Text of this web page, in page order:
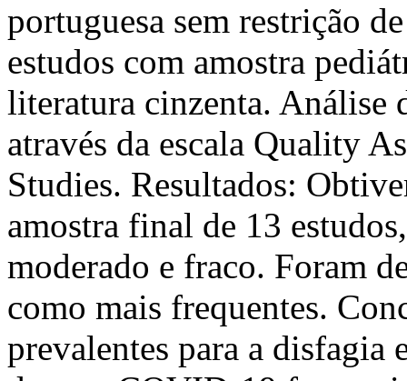
portuguesa sem restrição
estudos com amostra
literatura cinzenta. Análise
através da escala Quality
Studies. Resultados:
amostra final de 13
moderado e fraco. Foram
como mais frequentes.
prevalentes para a disfagia